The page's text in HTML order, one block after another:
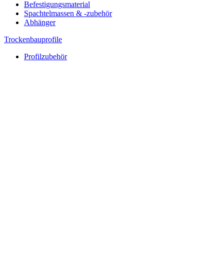
Befestigungsmaterial
Spachtelmassen & -zubehör
Abhänger
Trockenbauprofile
Profilzubehör